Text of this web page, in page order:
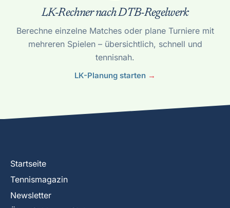
LK-Rechner nach DTB-Regelwerk
Berechne einzelne Matches oder plane Turniere mit
mehreren Spielen – übersichtlich, schnell und
tennisnah.
LK-Planung starten →
Startseite
Tennismagazin
Newsletter